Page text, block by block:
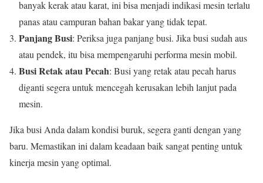
banyak kerak atau karat, ini bisa menjadi indikasi mesin terlalu
panas atau campuran bahan bakar yang tidak tepat.
Panjang Busi: Periksa juga panjang busi. Jika busi sudah aus
atau pendek, itu bisa mempengaruhi performa mesin mobil.
Busi Retak atau Pecah: Busi yang retak atau pecah harus
diganti segera untuk mencegah kerusakan lebih lanjut pada
mesin.
Jika busi Anda dalam kondisi buruk, segera ganti dengan yang
baru. Memastikan ini dalam keadaan baik sangat penting untuk
kinerja mesin yang optimal.